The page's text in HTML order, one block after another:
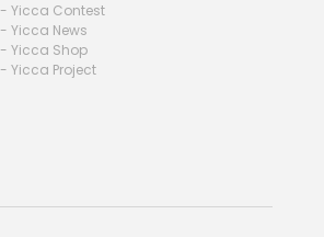
- Yicca Contest
- Yicca News
- Yicca Shop
- Yicca Project